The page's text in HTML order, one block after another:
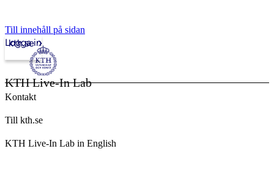
Till innehåll på sidan
kth.se
Logga in
KTH Live-In Lab
Kontakt
Till kth.se
KTH Live-In Lab in English